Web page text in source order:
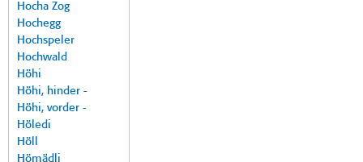
Hocha Zog
Hochegg
Hochspeler
Hochwald
Höhi
Höhi, hinder -
Höhi, vorder -
Höledi
Höll
Hömädli